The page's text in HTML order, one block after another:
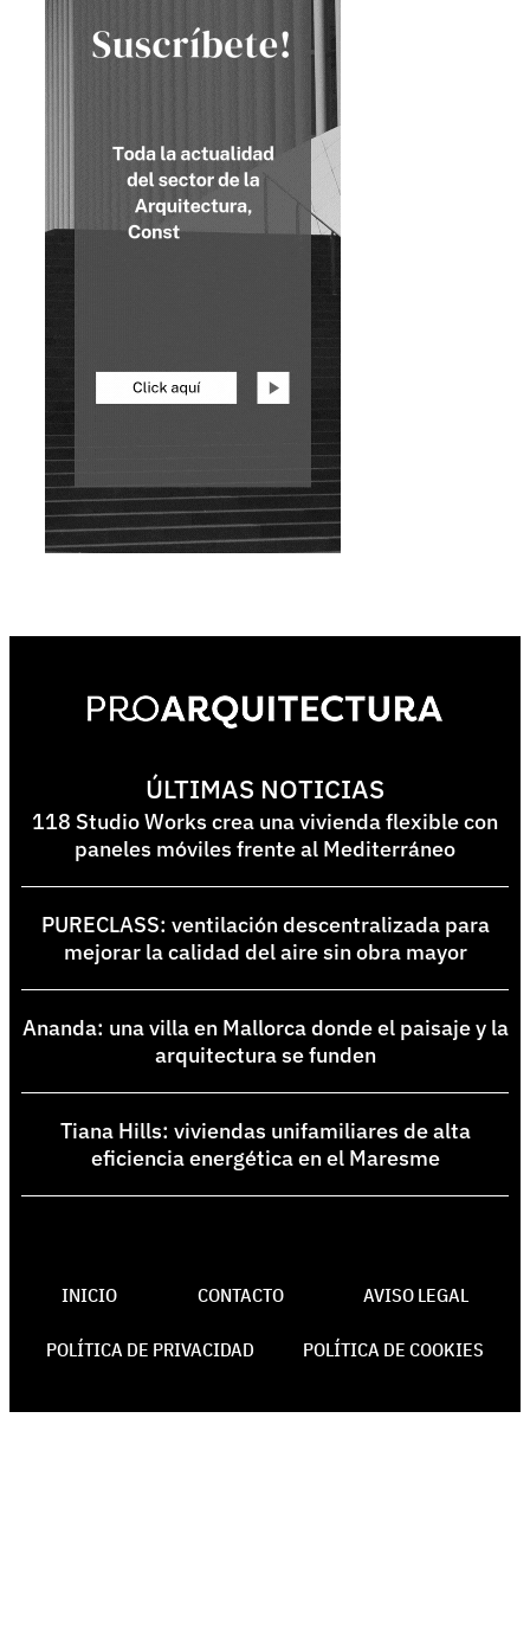
ÚLTIMAS NOTICIAS
118 Studio Works crea una vivienda flexible con
paneles móviles frente al Mediterráneo
PURECLASS: ventilación descentralizada para
mejorar la calidad del aire sin obra mayor
Ananda: una villa en Mallorca donde el paisaje y la
arquitectura se funden
Tiana Hills: viviendas unifamiliares de alta
eficiencia energética en el Maresme
INICIO CONTACTO AVISO LEGAL
POLÍTICA DE PRIVACIDAD POLÍTICA DE COOKIES